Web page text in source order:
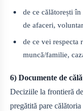
de ce călătorești
de afaceri,
de ce vei respecta
muncă/familie,
6) Documente de
Deciziile la frontieră
pregătită pare